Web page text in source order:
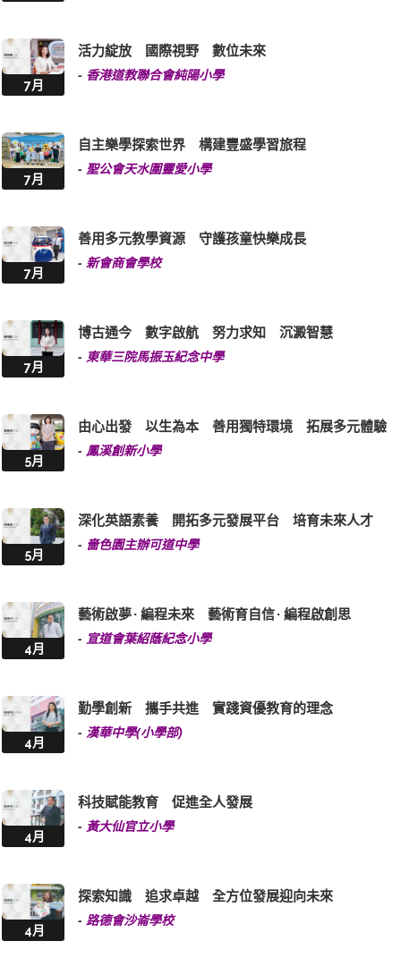
7月
活力綻放 國際視野 數位未來
- 香港道教聯合會純陽小學
7月
自主樂學探索世界 構建豐盛學習旅程
- 聖公會天水圍靈愛小學
7月
善用多元教學資源 守護孩童快樂成長
- 新會商會學校
7月
博古通今 數字啟航 努力求知 沉澱智慧
- 東華三院馬振玉紀念中學
5月
由心出發 以生為本 善用獨特環境 拓展多元體驗
- 鳳溪創新小學
5月
深化英語素養 開拓多元發展平台 培育未來人才
- 嗇色園主辦可道中學
4月
藝術啟夢 · 編程未來 藝術育自信 · 編程啟創思
- 宣道會葉紹蔭紀念小學
4月
勤學創新 攜手共進 實踐資優教育的理念
- 漢華中學(小學部)
4月
科技賦能教育 促進全人發展
- 黃大仙官立小學
4月
探索知識 追求卓越 全方位發展迎向未來
- 路德會沙崙學校